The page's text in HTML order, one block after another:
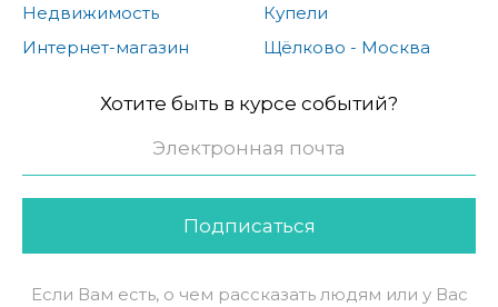
Недвижимость
Интернет-магазин
Купели
Щёлково - Москва
Хотите быть в курсе событий?
Подписаться
Если Вам есть, о чем рассказать людям или у Вас